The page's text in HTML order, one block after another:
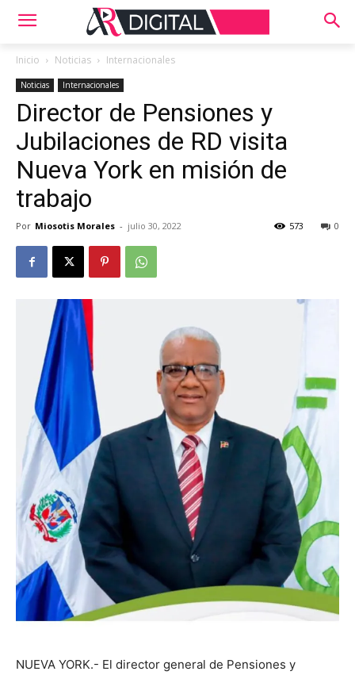
Inicio Noticias Internacionales
Noticias Internacionales
Director de Pensiones y
Jubilaciones de RD visita
Nueva York en misión de
trabajo
Por Miosotis Morales - julio 30, 2022 0
573
NUEVA YORK.- El director general de Pensiones y